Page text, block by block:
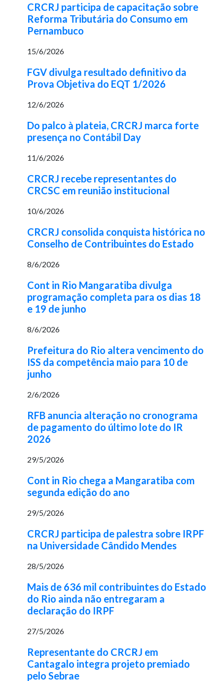
CRCRJ participa de capacitação sobre
Reforma Tributária do Consumo em
Pernambuco
15/6/2026
FGV divulga resultado definitivo da
Prova Objetiva do EQT 1/2026
12/6/2026
Do palco à plateia, CRCRJ marca forte
presença no Contábil Day
11/6/2026
CRCRJ recebe representantes do
CRCSC em reunião institucional
10/6/2026
CRCRJ consolida conquista histórica no
Conselho de Contribuintes do Estado
8/6/2026
Cont in Rio Mangaratiba divulga
programação completa para os dias 18
e 19 de junho
8/6/2026
Prefeitura do Rio altera vencimento do
ISS da competência maio para 10 de
junho
2/6/2026
RFB anuncia alteração no cronograma
de pagamento do último lote do IR
2026
29/5/2026
Cont in Rio chega a Mangaratiba com
segunda edição do ano
29/5/2026
CRCRJ participa de palestra sobre IRPF
na Universidade Cândido Mendes
28/5/2026
Mais de 636 mil contribuintes do Estado
do Rio ainda não entregaram a
declaração do IRPF
27/5/2026
Representante do CRCRJ em
Cantagalo integra projeto premiado
pelo Sebrae